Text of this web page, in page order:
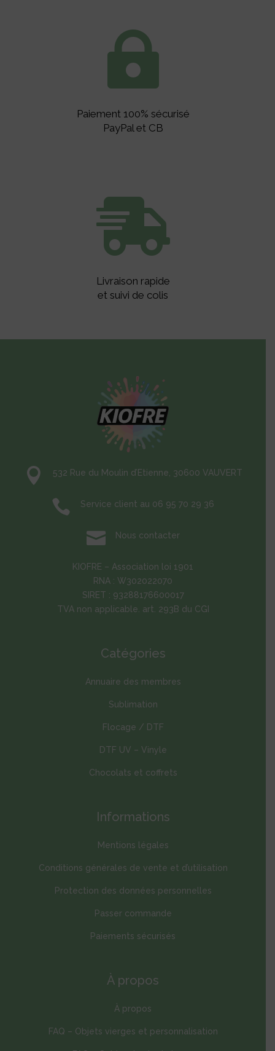

Paiement 100% sécurisé
PayPal et CB

Livraison rapide
et suivi de colis
 532 Rue du Moulin d’Etienne, 30600 VAUVERT
 Service client au 06 95 70 29 36
 Nous contacter
KIOFRE – Association loi 1901
RNA : W302022070
SIRET : 93288176600017
TVA non applicable. art. 293B du CGI
Catégories
Annuaire des membres
Sublimation
Flocage / DTF
DTF UV – Vinyle
Chocolats et coffrets
Informations
Mentions légales
Conditions générales de vente et d’utilisation
Protection des données personnelles
Passer commande
Paiements sécurisés
À propos
À propos
FAQ – Objets vierges et personnalisation